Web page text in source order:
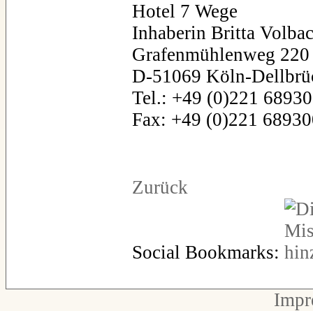
Hotel 7 Wege
Inhaberin Britta
Grafenmühlenweg 220
D-51069 Köln-
Tel.: +49 (0)221
Fax: +49 (0)221
Zurück
Social Bookmarks: